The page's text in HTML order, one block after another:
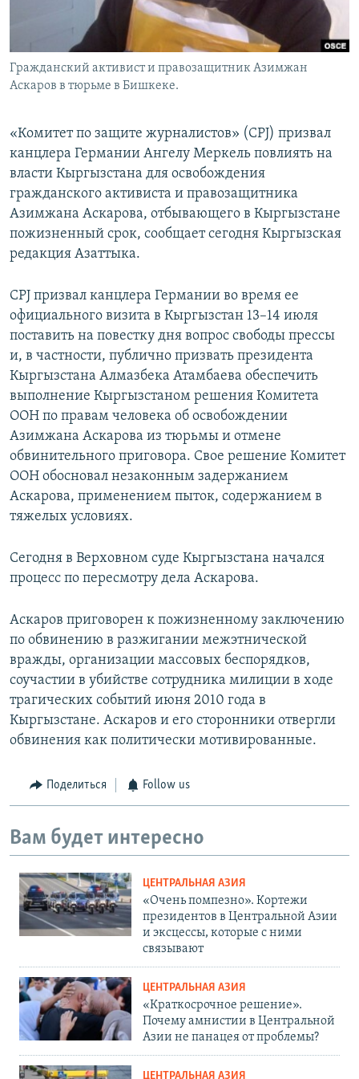
Гражданский активист и правозащитник Азимжан
Аскаров в тюрьме в Бишкеке.
«Комитет по защите журналистов» (CPJ) призвал
канцлера Германии Ангелу Меркель повлиять на
власти Кыргызстана для освобождения
гражданского активиста и правозащитника
Азимжана Аскарова, отбывающего в Кыргызстане
пожизненный срок, сообщает сегодня Кыргызская
редакция Азаттыка.
CPJ призвал канцлера Германии во время ее
официального визита в Кыргызстан 13–14 июля
поставить на повестку дня вопрос свободы прессы
и, в частности, публично призвать президента
Кыргызстана Алмазбека Атамбаева обеспечить
выполнение Кыргызстаном решения Комитета
ООН по правам человека об освобождении
Азимжана Аскарова из тюрьмы и отмене
обвинительного приговора. Свое решение Комитет
ООН обосновал незаконным задержанием
Аскарова, применением пыток, содержанием в
тяжелых условиях.
Сегодня в Верховном суде Кыргызстана начался
процесс по пересмотру дела Аскарова.
Аскаров приговорен к пожизненному заключению
по обвинению в разжигании межэтнической
вражды, организации массовых беспорядков,
соучастии в убийстве сотрудника милиции в ходе
трагических событий июня 2010 года в
Кыргызстане. Аскаров и его сторонники отвергли
обвинения как политически мотивированные.
Поделиться Follow us
Вам будет интересно
ЦЕНТРАЛЬНАЯ АЗИЯ
«Очень помпезно». Кортежи
президентов в Центральной Азии
и эксцессы, которые с ними
связывают
ЦЕНТРАЛЬНАЯ АЗИЯ
«Краткосрочное решение».
Почему амнистии в Центральной
Азии не панацея от проблемы?
ЦЕНТРАЛЬНАЯ АЗИЯ